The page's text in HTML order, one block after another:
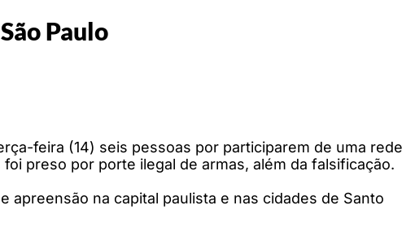
Paulo
feira (14) seis pessoas por participarem de uma rede
preso por porte ilegal de armas, além da falsificação.
na capital paulista e nas cidades de Santo